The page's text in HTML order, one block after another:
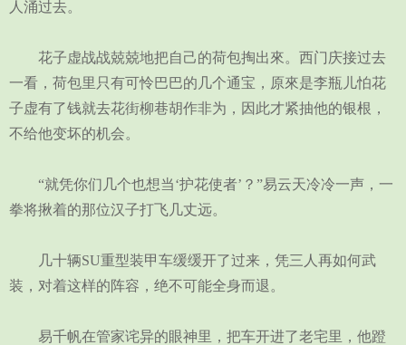
人涌过去。
花子虚战战兢兢地把自己的荷包掏出來。西门庆接过去
一看，荷包里只有可怜巴巴的几个通宝，原來是李瓶儿怕花
子虚有了钱就去花街柳巷胡作非为，因此才紧抽他的银根，
不给他变坏的机会。
“就凭你们几个也想当‘护花使者’？”易云天冷冷一声，一
拳将揪着的那位汉子打飞几丈远。
几十辆SU重型装甲车缓缓开了过来，凭三人再如何武
装，对着这样的阵容，绝不可能全身而退。
易千帆在管家诧异的眼神里，把车开进了老宅里，他蹬